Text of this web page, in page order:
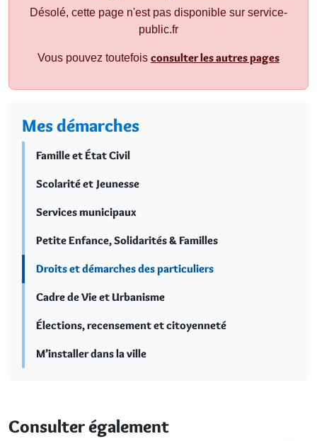
Désolé, cette page n'est pas disponible sur service-
public.fr
Vous pouvez toutefois consulter les autres pages
Mes démarches
Famille et État Civil
Scolarité et Jeunesse
Services municipaux
Petite Enfance, Solidarités & Familles
Droits et démarches des particuliers
Cadre de Vie et Urbanisme
Élections, recensement et citoyenneté
M’installer dans la ville
Consulter également